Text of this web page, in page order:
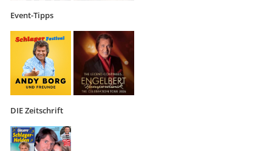
Event-Tipps
DIE Zeitschrift